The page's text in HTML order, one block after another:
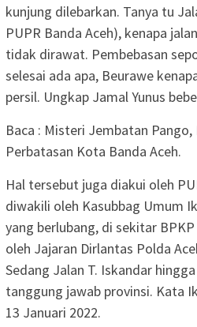
kunjung dilebarkan. Tanya tu
PUPR Banda Aceh), kenapa
tidak dirawat. Pembebasan
selesai ada apa, Beurawe
persil. Ungkap Jamal Yunus
Baca : Misteri Jembatan
Perbatasan Kota Banda Aceh.
Hal tersebut juga diakui oleh
diwakili oleh Kasubbag Umum
yang berlubang, di sekitar
oleh Jajaran Dirlantas Polda
Sedang Jalan T. Iskandar
tanggung jawab provinsi. Kata
13 Januari 2022.